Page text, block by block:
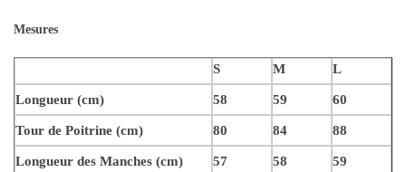
Mesures
S M L
Longueur (cm) 58 59 60
Tour de Poitrine (cm) 80 84 88
Longueur des Manches (cm) 57 58 59